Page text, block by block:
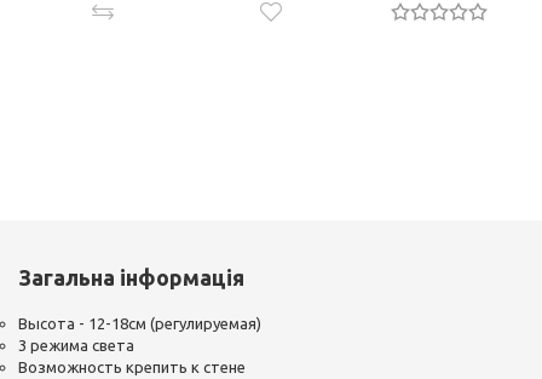
Загальна інформація
Высота - 12-18см (регулируемая)
3 режима света
Возможность крепить к стене